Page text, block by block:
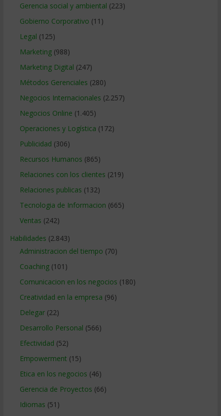
Gerencia social y ambiental (223)
Gobierno Corporativo (11)
Legal (125)
Marketing(988)
Marketing Digital (247)
Métodos Gerenciales (280)
Negocios Internacionales (2.257)
Negocios Online (1.405)
Operaciones y Logística (172)
Publicidad (306)
Recursos Humanos (865)
Relaciones con los clientes (219)
Relaciones publicas (132)
Tecnologia de Informacion (665)
Ventas (242)
Habilidades (2.843)
Administracion del tiempo (70)
Coaching(101)
Comunicacion en los negocios (180)
Creatividad en la empresa (96)
Delegar(22)
Desarrollo Personal (566)
Efectividad (52)
Empowerment (15)
Etica en los negocios (46)
Gerencia de Proyectos (66)
Idiomas (51)